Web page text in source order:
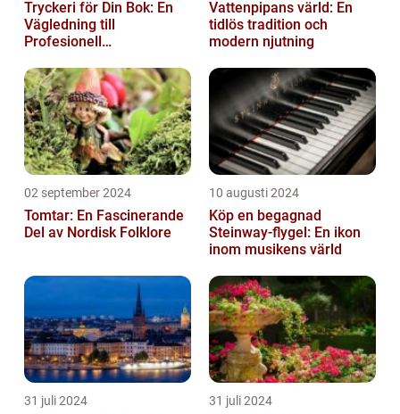
Tryckeri för Din Bok: En
Vägledning till
Profesionell
Vattenpipans värld: En
tidlös tradition och
modern njutning
02 september 2024
Tomtar: En Fascinerande
Del av Nordisk Folklore
10 augusti 2024
Köp en begagnad
Steinway-flygel: En ikon
inom musikens värld
31 juli 2024 31 juli 2024